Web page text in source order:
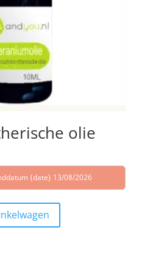
olie
{date} 13/08/2026